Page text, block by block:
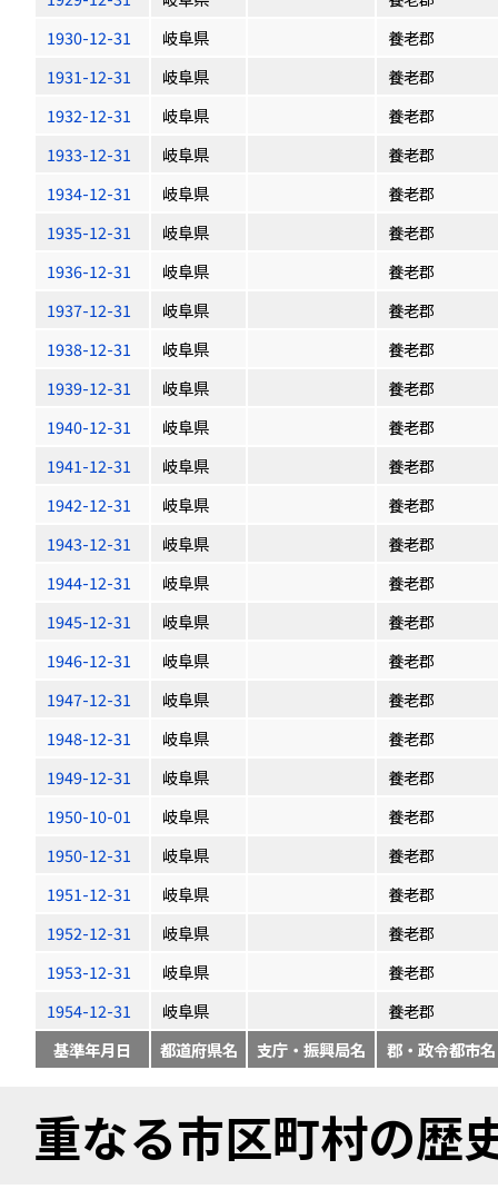
1930-12-31
岐阜県
養老郡
1931-12-31
岐阜県
養老郡
1932-12-31
岐阜県
養老郡
1933-12-31
岐阜県
養老郡
1934-12-31
岐阜県
養老郡
1935-12-31
岐阜県
養老郡
1936-12-31
岐阜県
養老郡
1937-12-31
岐阜県
養老郡
1938-12-31
岐阜県
養老郡
1939-12-31
岐阜県
養老郡
1940-12-31
岐阜県
養老郡
1941-12-31
岐阜県
養老郡
1942-12-31
岐阜県
養老郡
1943-12-31
岐阜県
養老郡
1944-12-31
岐阜県
養老郡
1945-12-31
岐阜県
養老郡
1946-12-31
岐阜県
養老郡
1947-12-31
岐阜県
養老郡
1948-12-31
岐阜県
養老郡
1949-12-31
岐阜県
養老郡
1950-10-01
岐阜県
養老郡
1950-12-31
岐阜県
養老郡
1951-12-31
岐阜県
養老郡
1952-12-31
岐阜県
養老郡
1953-12-31
岐阜県
養老郡
1954-12-31
岐阜県
養老郡
基準年月日
都道府県名 支庁・振興局名 郡・政令都市名
重なる市区町村の歴